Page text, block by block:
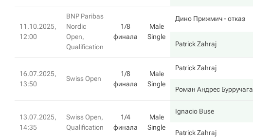
11.10.2025,
12:00
BNP Paribas
Nordic
Open,
Qualification
1/8
финала
Male
Single
Дино Прижмич- отказ
Patrick Zahraj
16.07.2025,
13:50
Swiss Open
1/8
финала
Male
Single
Patrick Zahraj
Роман Андрес Бурручага
13.07.2025,
14:35
Swiss Open,
Qualification
1/4
финала
Male
Single
Ignacio Buse
Patrick Zahraj